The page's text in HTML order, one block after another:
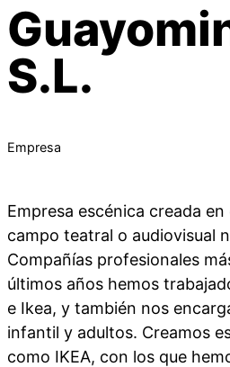
S.L.
Empresa
Empresa escénica creada
campo teatral o audiovisual
Compañías profesionales
últimos años hemos
e Ikea, y también nos
infantil y adultos. Creamos
como IKEA, con los que